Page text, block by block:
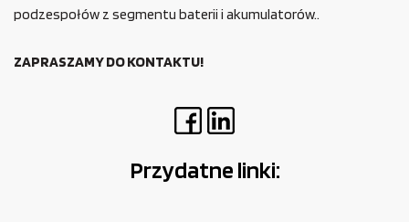
podzespołów z segmentu baterii i akumulatorów..
ZAPRASZAMY DO KONTAKTU!
Przydatne linki: